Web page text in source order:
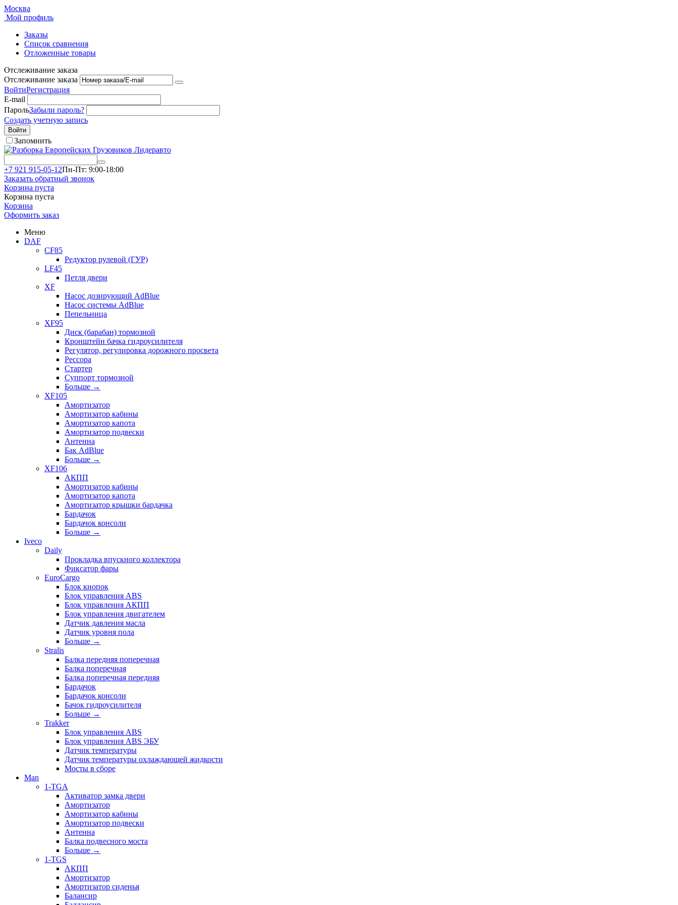
Москва
Мой профиль
Заказы
Список сравнения
Отложенные товары
Отслеживание заказа
Отслеживание заказа
ВойтиРегистрация
E-mail
ПарольЗабыли пароль?
Создать учетную запись
Войти
Запомнить
+7 921 915-05-12Пн-Пт: 9:00-18:00
Заказать обратный звонок
Корзина пуста
Корзина пуста
Корзина
Оформить заказ
Меню
DAF
CF85
Редуктор рулевой (ГУР)
LF45
Петля двери
XF
Насос дозирующий AdBlue
Насос системы AdBlue
Пепельница
XF95
Диск (барабан) тормозной
Кронштейн бачка гидроусилителя
Регулятор, регулировка дорожного просвета
Рессора
Стартер
Суппорт тормозной
Больше →
XF105
Амортизатор
Амортизатор кабины
Амортизатор капота
Амортизатор подвески
Антенна
Бак AdBlue
Больше →
XF106
АКПП
Амортизатор кабины
Амортизатор капота
Амортизатор крышки бардачка
Бардачок
Бардачок консоли
Больше →
Iveco
Daily
Прокладка впускного коллектора
Фиксатор фары
EuroCargo
Блок кнопок
Блок управления ABS
Блок управления АКПП
Блок управления двигателем
Датчик давления масла
Датчик уровня пола
Больше →
Stralis
Балка передняя поперечная
Балка поперечная
Балка поперечная передняя
Бардачок
Бардачок консоли
Бачок гидроусилителя
Больше →
Trakker
Блок управления ABS
Блок управления ABS ЭБУ
Датчик температуры
Датчик температуры охлаждающей жидкости
Мосты в сборе
Man
1-TGA
Активатор замка двери
Амортизатор
Амортизатор кабины
Амортизатор подвески
Антенна
Балка подвесного моста
Больше →
1-TGS
АКПП
Амортизатор
Амортизатор сиденья
Балансир